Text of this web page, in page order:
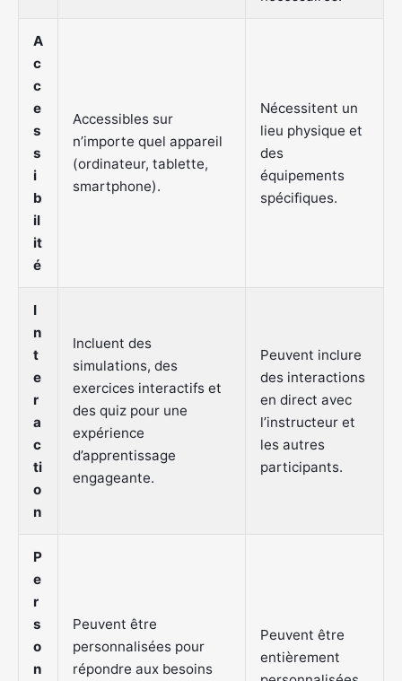
A
c
c
e
s
s
i
b
il
it
é
Accessibles sur
n’importe quel appareil
(ordinateur, tablette,
smartphone).
Nécessitent un
lieu physique et
des
équipements
spécifiques.
I
n
t
e
r
a
c
ti
o
n
Incluent des
simulations, des
exercices interactifs et
des quiz pour une
expérience
d’apprentissage
engageante.
Peuvent inclure
des interactions
en direct avec
l’instructeur et
les autres
participants.
P
e
r
s
o
n
Peuvent être
personnalisées pour
répondre aux besoins
Peuvent être
entièrement